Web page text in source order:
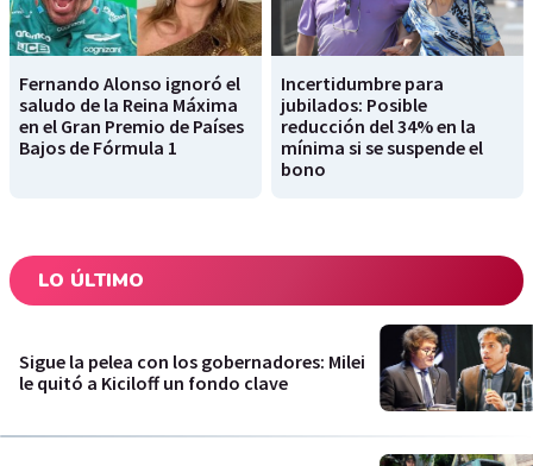
Fernando Alonso ignoró el
saludo de la Reina Máxima
en el Gran Premio de Países
Bajos de Fórmula 1
Incertidumbre para
jubilados: Posible
reducción del 34% en la
mínima si se suspende el
bono
LO ÚLTIMO
Sigue la pelea con los gobernadores: Milei
le quitó a Kiciloff un fondo clave